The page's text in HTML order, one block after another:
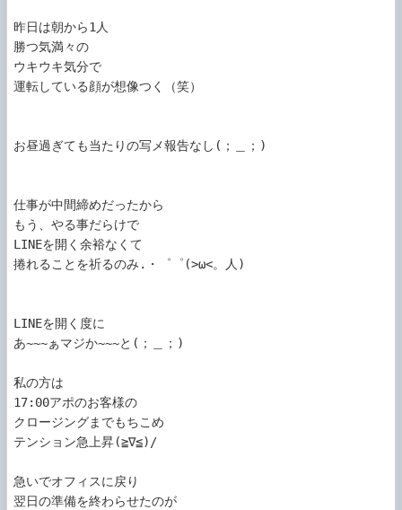
昨日は朝から1人
勝つ気満々の
ウキウキ気分で
運転している顔が想像つく（笑）
お昼過ぎても当たりの写メ報告なし(；＿；)
仕事が中間締めだったから
もう、やる事だらけで
LINEを開く余裕なくて
捲れることを祈るのみ.・゜゜(>ω<。人)
LINEを開く度に
あ~~~ぁマジか~~~と(；＿；)
私の方は
17:00アポのお客様の
クロージングまでもちこめ
テンション急上昇(≧∇≦)/
急いでオフィスに戻り
翌日の準備を終わらせたのが